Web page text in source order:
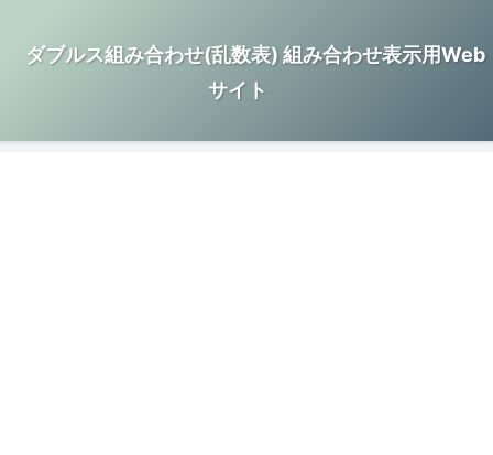
ダブルス組み合わせ(乱数表) 組み合わせ表示用Web
サイト